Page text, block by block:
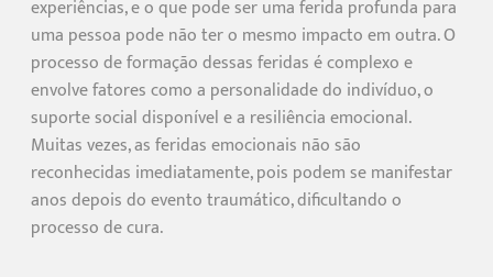
experiências, e o que pode ser uma ferida profunda para
uma pessoa pode não ter o mesmo impacto em outra. O
processo de formação dessas feridas é complexo e
envolve fatores como a personalidade do indivíduo, o
suporte social disponível e a resiliência emocional.
Muitas vezes, as feridas emocionais não são
reconhecidas imediatamente, pois podem se manifestar
anos depois do evento traumático, dificultando o
processo de cura.